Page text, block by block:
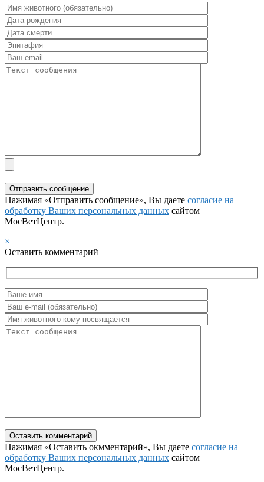
Нажимая «Отправить сообщение», Вы даете согласие на
обработку Ваших персональных данных сайтом
МосВетЦентр.
×
Оставить комментарий
Нажимая «Оставить окмментарий», Вы даете согласие на
обработку Ваших персональных данных сайтом
МосВетЦентр.